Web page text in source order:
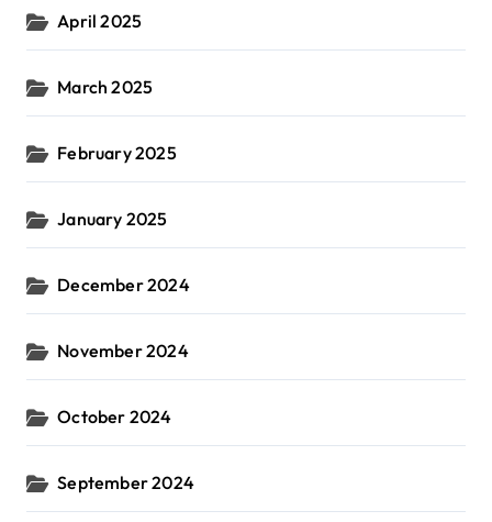
April 2025
March 2025
February 2025
January 2025
December 2024
November 2024
October 2024
September 2024